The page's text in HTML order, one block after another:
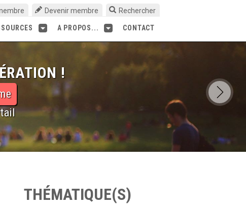
Devenir membre Rechercher
CONTACT
A PROPOS...
!
THÉMATIQUE(S)